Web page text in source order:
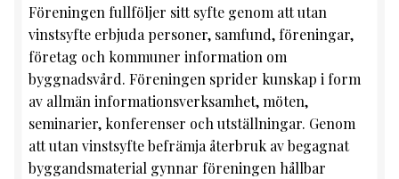
Föreningen fullföljer sitt syfte genom att utan
vinstsyfte erbjuda personer, samfund, föreningar,
företag och kommuner information om
byggnadsvård. Föreningen sprider kunskap i form
av allmän informationsverksamhet, möten,
seminarier, konferenser och utställningar. Genom
att utan vinstsyfte befrämja återbruk av begagnat
byggandsmaterial gynnar föreningen hållbar